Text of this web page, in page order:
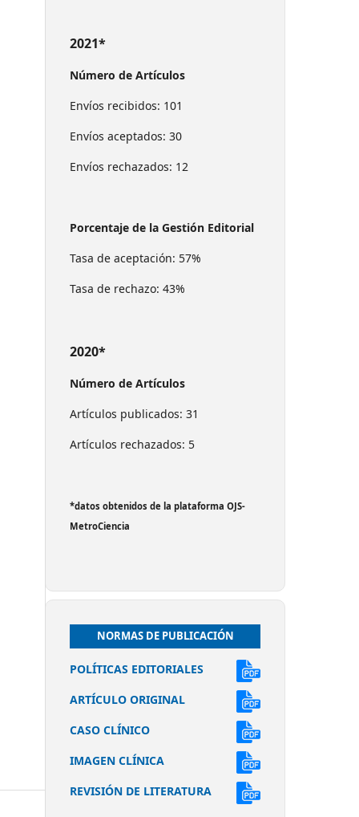
2021*
Número de Artículos
Envíos recibidos: 101
Envíos aceptados: 30
Envíos rechazados: 12
Porcentaje de la Gestión Editorial
Tasa de aceptación: 57%
Tasa de rechazo: 43%
2020*
Número de Artículos
Artículos publicados: 31
Artículos rechazados: 5
*datos obtenidos de la plataforma OJS-
MetroCiencia
NORMAS DE PUBLICACIÓN
POLÍTICAS EDITORIALES
ARTÍCULO ORIGINAL
CASO CLÍNICO
IMAGEN CLÍNICA
REVISIÓN DE LITERATURA